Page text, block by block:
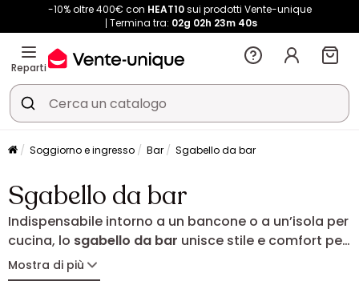
-10% oltre 400€ con HEAT10sui prodotti Vente-unique
Termina tra: 02g 02h 23m 39s
Reparti
Soggiorno e ingresso Bar Sgabello da bar
Sgabello da bar
Indispensabile intorno a un bancone o a un’isola per
cucina, lo sgabello da bar unisce stile e comfort per
creare uno spazio conviviale e moderno. Fisso o
regolabile, con o senza schienale, si adatta alle tue
Mostra di più